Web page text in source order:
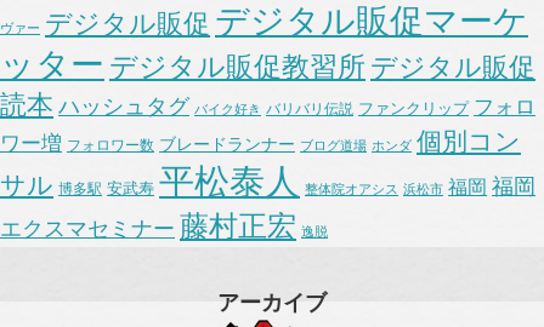
ヴァー デジタル販促 デジタル販促マーケ
ッター デジタル販促教習所 デジタル販促
読本 ハッシュタグ バイク好き バリバリ伝説 ファンクリップ フォロ
ワー増 フォロワー数 ブレードランナー ブログ道場 ホンダ 個別コン
サル 博多駅 安武寿 平松泰人 整体院オアシス 浜松市 福岡 福岡
エクスマセミナー 藤村正宏 逸脱
アーカイブ